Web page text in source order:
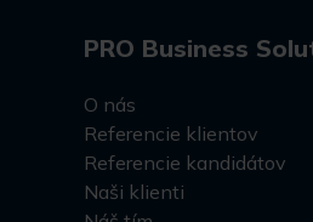
PRO Business
O nás
Referencie klientov
Referencie kandidátov
Naši klienti